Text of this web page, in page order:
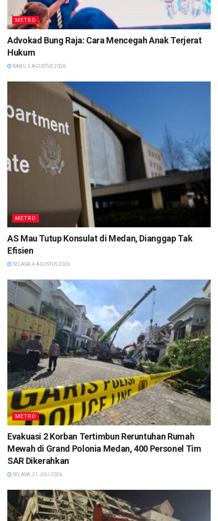
METRO
Advokad Bung Raja: Cara Mencegah Anak Terjerat
Hukum
RABU, 5 AGUSTUS 2026
METRO
AS Mau Tutup Konsulat di Medan, Dianggap Tak
Efisien
SELASA, 4 AGUSTUS 2026
METRO
Evakuasi 2 Korban Tertimbun Reruntuhan Rumah
Mewah di Grand Polonia Medan, 400 Personel Tim
SAR Dikerahkan
SELASA, 21 JULI 2026